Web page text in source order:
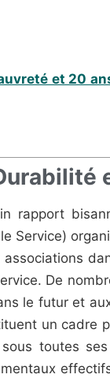
et 20
rapport
Service)
De
le futur et
un
toutes